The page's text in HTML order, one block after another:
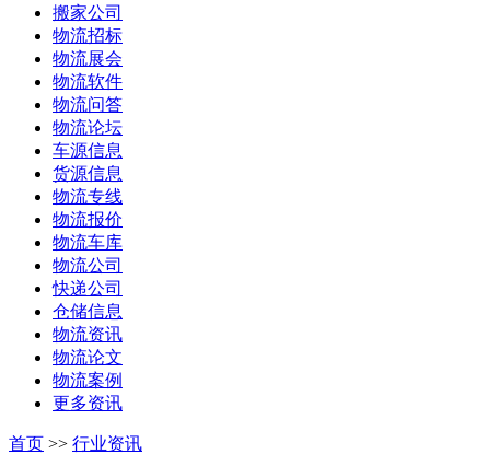
搬家公司
物流招标
物流展会
物流软件
物流问答
物流论坛
车源信息
货源信息
物流专线
物流报价
物流车库
物流公司
快递公司
仓储信息
物流资讯
物流论文
物流案例
更多资讯
首页 >> 行业资讯